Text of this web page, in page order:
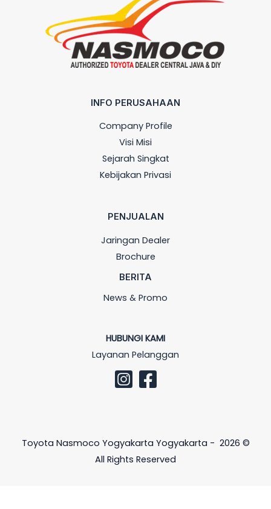
INFO PERUSAHAAN
Company Profile
Visi Misi
Sejarah Singkat
Kebijakan Privasi
PENJUALAN
Jaringan Dealer
Brochure
BERITA
News & Promo
HUBUNGI KAMI
Layanan Pelanggan
Toyota Nasmoco Yogyakarta Yogyakarta - 2026 ©
All Rights Reserved